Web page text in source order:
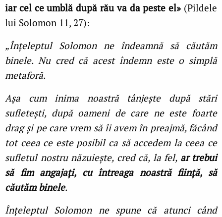
iar cel ce umblă după rău va da peste el» (Pildele
lui Solomon 11, 27):
„Înţeleptul Solomon ne îndeamnă să căutăm
binele. Nu cred că acest îndemn este o simplă
metaforă.
Aşa cum inima noastră tânjeşte după stări
sufleteşti, după oameni de care ne este foarte
drag şi pe care vrem să îi avem în preajmă, făcând
tot ceea ce este posibil ca să accedem la ceea ce
sufletul nostru năzuieşte, cred că, la fel, ar trebui
să fim angajaţi, cu întreaga noastră fiinţă, să
căutăm binele.
Înţeleptul Solomon ne spune că atunci când